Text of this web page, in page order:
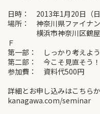
日時： 2013年1月20日（
場所： 神奈川県ファイナ
横浜市神奈川区鶴屋
Ｆ
第一部： しっかり考えよ
第二部： 今こそ見直そう
参加費： 資料代500円
詳細とお申し込みはこ
kanagawa.com/seminar